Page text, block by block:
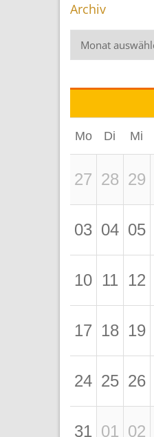
Archiv
Mo Di Mi
27 28 29
03 04 05
10 11 12
17 18 19
24 25 26
31 01 02